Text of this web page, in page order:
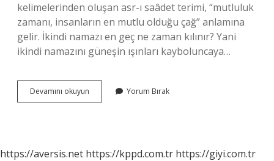
kelimelerinden oluşan asr-ı saâdet terimi, “mutluluk
zamanı, insanların en mutlu olduğu çağ” anlamına
gelir. İkindi namazı en geç ne zaman kılınır? Yani
ikindi namazını güneşin ışınları kayboluncaya…
Devamını okuyun
Zamanı
Yorum Bırak
https://aversis.net https://kppd.com.tr https://giyi.com.tr